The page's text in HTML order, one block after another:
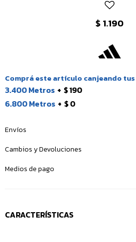
$ 1.190
Comprá este artículo canjeando tus
3.400 Metros $ 190
6.800 Metros $ 0
Envíos
Cambios y Devoluciones
Medios de pago
CARACTERÍSTICAS